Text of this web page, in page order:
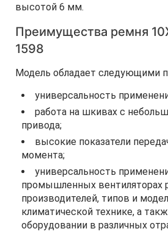
высотой 6 мм.
Преимущества ремня
1598
Модель обладает следующими
универсальность
работа на шкивах с
привода;
высокие показатели
момента;
универсальность
промышленных вентиляторах
производителей, типов и
климатической технике, а
оборудовании в различных